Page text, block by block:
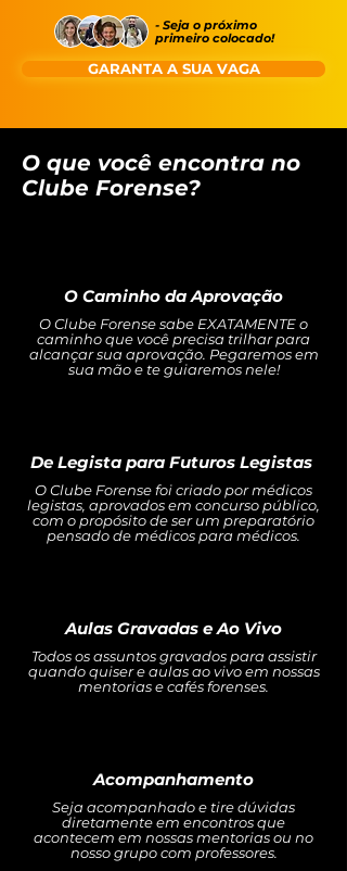
- Seja o próximo
primeiro colocado!
GARANTA A SUA VAGA
O que você encontra no
Clube Forense?
O Caminho da Aprovação
O Clube Forense sabe EXATAMENTE o
caminho que você precisa trilhar para
alcançar sua aprovação. Pegaremos em
sua mão e te guiaremos nele!
De Legista para Futuros Legistas
O Clube Forense foi criado por médicos
legistas, aprovados em concurso público,
com o propósito de ser um preparatório
pensado de médicos para médicos.
Aulas Gravadas e Ao Vivo
Todos os assuntos gravados para assistir
quando quiser e aulas ao vivo em nossas
mentorias e cafés forenses.
Acompanhamento
Seja acompanhado e tire dúvidas
diretamente em encontros que
acontecem em nossas mentorias ou no
nosso grupo com professores.